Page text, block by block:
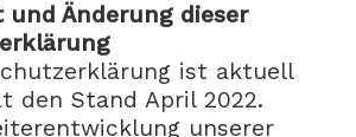
und Änderung dieser
ist aktuell
den Stand April 2022.
unserer